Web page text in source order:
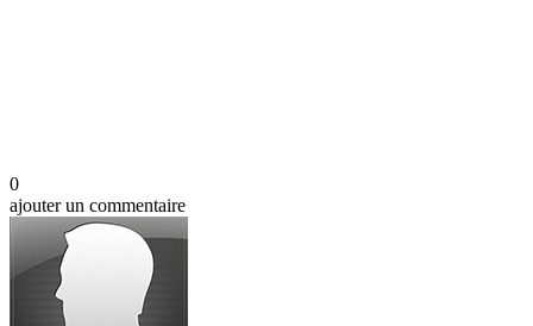
0
ajouter un commentaire